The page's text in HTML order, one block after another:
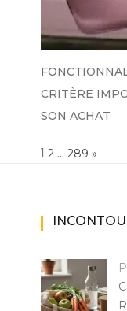
CRITÈRE
SON ACHAT
Page:
1 2 … 289 NEXT
»